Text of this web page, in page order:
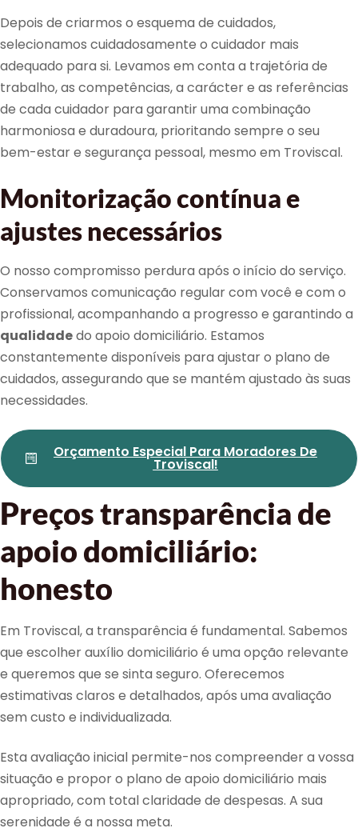
Depois de criarmos o esquema de cuidados,
selecionamos cuidadosamente o cuidador mais
adequado para si. Levamos em conta a trajetória de
trabalho, as competências, a carácter e as referências
de cada cuidador para garantir uma combinação
harmoniosa e duradoura, prioritando sempre o seu
bem-estar e segurança pessoal, mesmo em Troviscal.
Monitorização contínua e
ajustes necessários
O nosso compromisso perdura após o início do serviço.
Conservamos comunicação regular com você e com o
profissional, acompanhando a progresso e garantindo a
qualidadedo apoio domiciliário. Estamos
constantemente disponíveis para ajustar o plano de
cuidados, assegurando que se mantém ajustado às suas
necessidades.
Orçamento Especial Para Moradores De
Troviscal!
Preços transparência de
apoio domiciliário:
honesto
Em Troviscal, a transparência é fundamental. Sabemos
que escolher auxílio domiciliário é uma opção relevante
e queremos que se sinta seguro. Oferecemos
estimativas claros e detalhados, após uma avaliação
sem custo e individualizada.
Esta avaliação inicial permite-nos compreender a vossa
situação e propor o plano de apoio domiciliário mais
apropriado, com total claridade de despesas. A sua
serenidade é a nossa meta.